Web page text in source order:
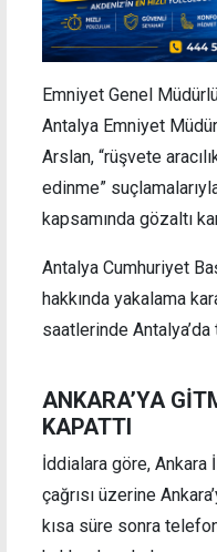
Emniyet Genel
Antalya Emniyet
Arslan, “rüşvete
edinme”
kapsamında gözaltı
Antalya Cumhuriyet
hakkında yakalama
saatlerinde
ANKARA’YA
KAPATTI
İddialara göre, Ankara
çağrısı üzerine
kısa süre sonra